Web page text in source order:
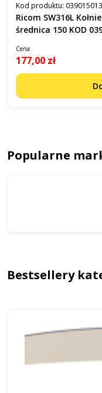
Kod produktu:
Ricom SW316L
średnica 150 KOD
Cena
177,00 zł
Popularne
Bestsellery